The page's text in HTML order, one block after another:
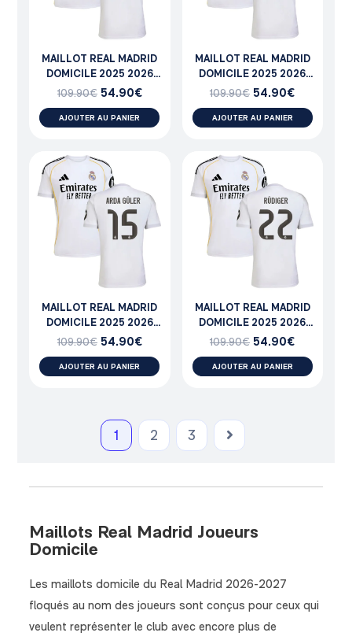
MAILLOT REAL MADRID
DOMICILE 2025 2026
TRENT
109.90€ 54.90€
AJOUTER AU PANIER
MAILLOT REAL MADRID
DOMICILE 2025 2026
TCHOUAMENI
109.90€ 54.90€
AJOUTER AU PANIER
MAILLOT REAL MADRID
DOMICILE 2025 2026
ARDA GULER
109.90€ 54.90€
AJOUTER AU PANIER
MAILLOT REAL MADRID
DOMICILE 2025 2026
RUDIGER
109.90€ 54.90€
AJOUTER AU PANIER
1 2 3
Maillots Real Madrid Joueurs
Domicile
Les maillots domicile du Real Madrid 2026-2027
floqués au nom des joueurs sont conçus pour ceux qui
veulent représenter le club avec encore plus de